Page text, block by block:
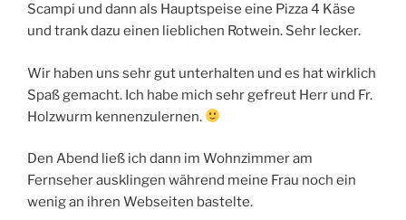
Scampi und dann als Hauptspeise eine Pizza 4 Käse
und trank dazu einen lieblichen Rotwein. Sehr lecker.
Wir haben uns sehr gut unterhalten und es hat wirklich
Spaß gemacht. Ich habe mich sehr gefreut Herr und Fr.
Holzwurm kennenzulernen.
Den Abend ließ ich dann im Wohnzimmer am
Fernseher ausklingen während meine Frau noch ein
wenig an ihren Webseiten bastelte.